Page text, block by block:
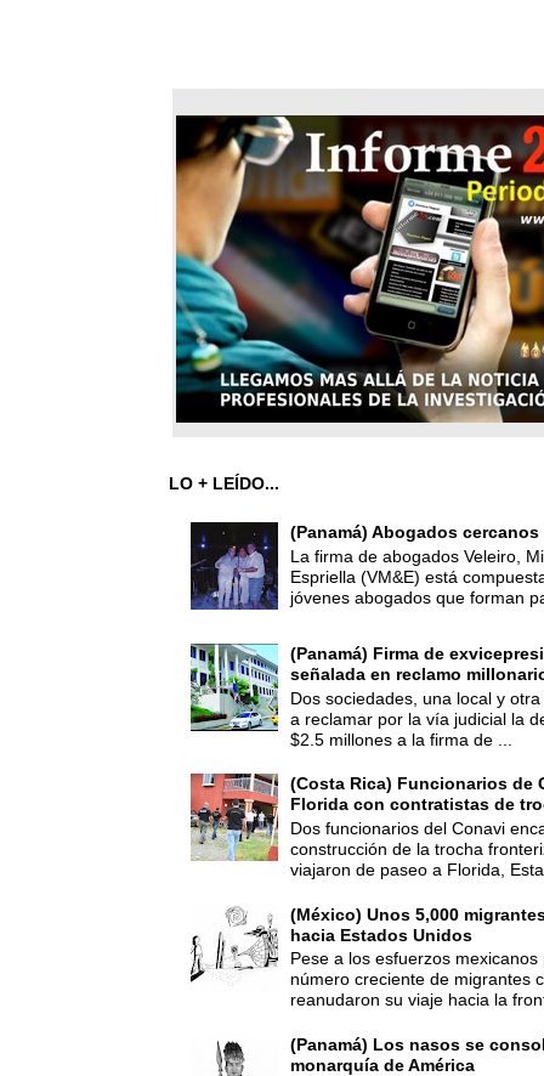
LO + LEÍDO...
(Panamá) Abogados
La firma de abogados Veleiro,
Espriella (VM&E) está
jóvenes abogados que forman
(Panamá) Firma de
señalada en reclamo
Dos sociedades, una local y
a reclamar por la vía judicial la
$2.5 millones a la firma de ...
(Costa Rica) Funcionarios de
Florida con contratistas de
Dos funcionarios del Conavi
construcción de la trocha
viajaron de paseo a Florida,
(México) Unos 5,000
hacia Estados Unidos
Pese a los esfuerzos
número creciente de migrantes
reanudaron su viaje hacia la
(Panamá) Los nasos se
monarquía de América